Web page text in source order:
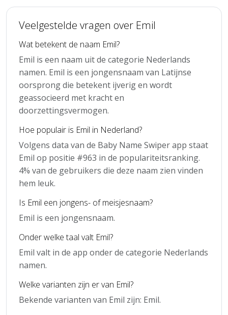
Veelgestelde vragen over Emil
Wat betekent de naam Emil?
Emil is een naam uit de categorie Nederlands
namen. Emil is een jongensnaam van Latijnse
oorsprong die betekent ijverig en wordt
geassocieerd met kracht en
doorzettingsvermogen.
Hoe populair is Emil in Nederland?
Volgens data van de Baby Name Swiper app staat
Emil op positie #963 in de populariteitsranking.
4% van de gebruikers die deze naam zien vinden
hem leuk.
Is Emil een jongens- of meisjesnaam?
Emil is een jongensnaam.
Onder welke taal valt Emil?
Emil valt in de app onder de categorie Nederlands
namen.
Welke varianten zijn er van Emil?
Bekende varianten van Emil zijn: Emil.